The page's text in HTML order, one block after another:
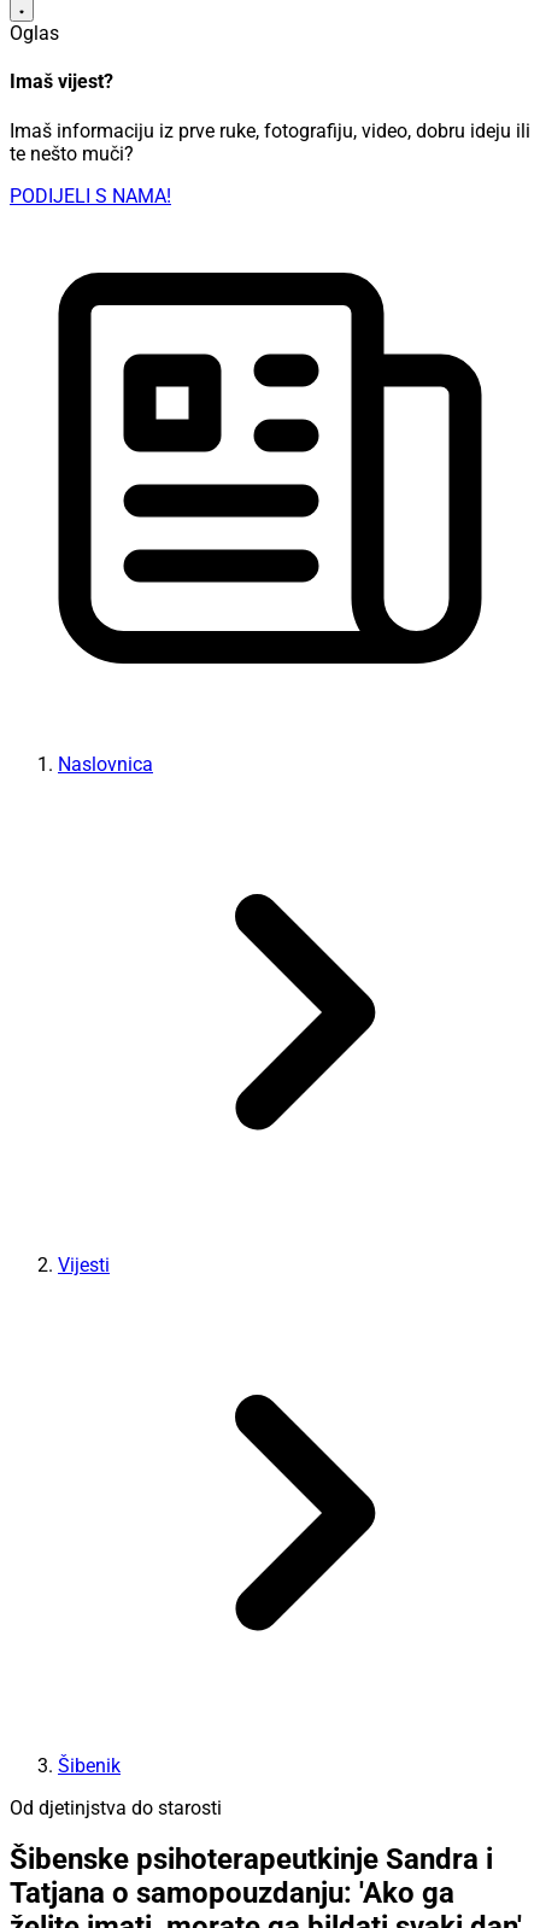
Oglas
Imaš vijest?
Imaš informaciju iz prve ruke, fotografiju, video, dobru ideju ili
te nešto muči?
PODIJELI S NAMA!
Naslovnica
Vijesti
Šibenik
Od djetinjstva do starosti
Šibenske psihoterapeutkinje Sandra i
Tatjana o samopouzdanju: 'Ako ga